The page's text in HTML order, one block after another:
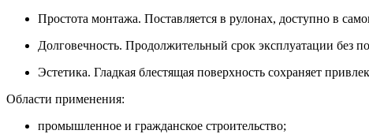
Простота монтажа. Поставляется в рулонах, доступно в
Долговечность. Продолжительный срок эксплуатации без
Эстетика. Гладкая блестящая поверхность сохраняет
Области применения:
промышленное и гражданское строительство;